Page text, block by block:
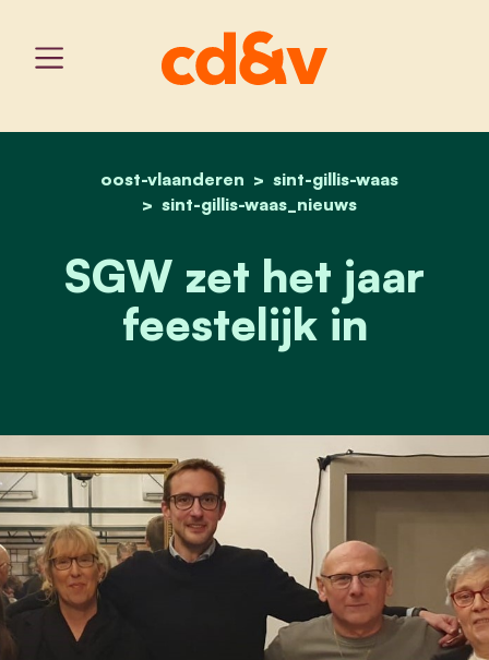
home
oost-vlaanderen
sint-gillis-waas
sint-gillis-waas_nieuws
sgw zet het jaar
SGW zet het jaar
feestelijk in